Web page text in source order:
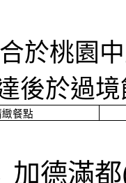
於桃園
後於過境
餐點
加德滿都